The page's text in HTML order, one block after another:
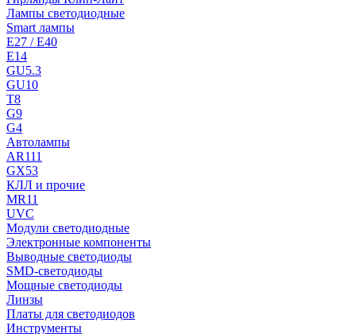
Лампы светодиодные
Smart лампы
E27 / E40
E14
GU5.3
GU10
T8
G9
G4
Автолампы
AR111
GX53
КЛЛ и прочие
MR11
UVC
Модули светодиодные
Электронные компоненты
Выводные светодиоды
SMD-светодиоды
Мощные светодиоды
Линзы
Платы для светодиодов
Инструменты